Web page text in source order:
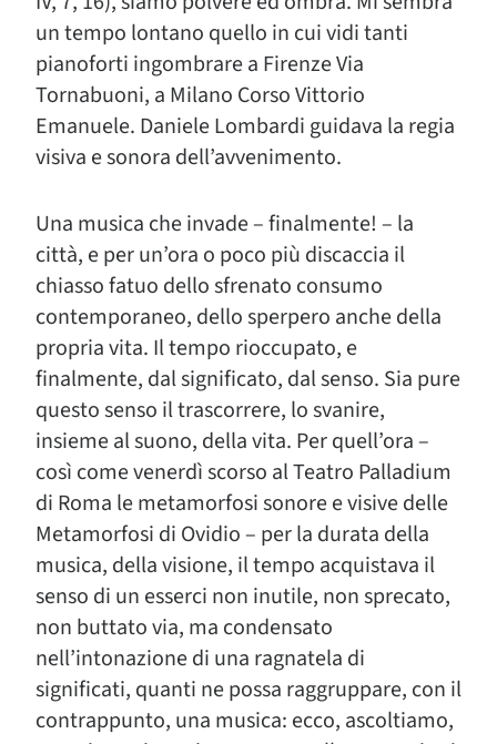
un tempo lontano quello in cui vidi tanti
pianoforti ingombrare a Firenze Via
Tornabuoni, a Milano Corso Vittorio
Emanuele. Daniele Lombardi guidava la regia
visiva e sonora dell’avvenimento.
Una musica che invade – finalmente! – la
città, e per un’ora o poco più discaccia il
chiasso fatuo dello sfrenato consumo
contemporaneo, dello sperpero anche della
propria vita. Il tempo rioccupato, e
finalmente, dal significato, dal senso. Sia pure
questo senso il trascorrere, lo svanire,
insieme al suono, della vita. Per quell’ora –
così come venerdì scorso al Teatro Palladium
di Roma le metamorfosi sonore e visive delle
Metamorfosi di Ovidio – per la durata della
musica, della visione, il tempo acquistava il
senso di un esserci non inutile, non sprecato,
non buttato via, ma condensato
nell’intonazione di una ragnatela di
significati, quanti ne possa raggruppare, con il
contrappunto, una musica: ecco, ascoltiamo,